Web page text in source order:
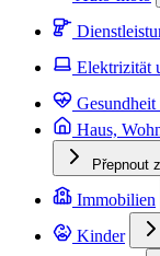
Elektrizität
Haus,
Přepnout
Immobilien
Kinder